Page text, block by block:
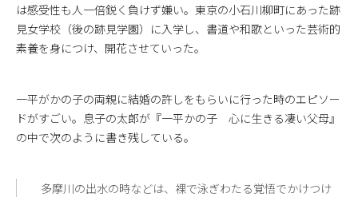
は感受性も人一倍鋭く負けず嫌い。東京の小石川柳町にあった跡
見女学校（後の跡見学園）に入学し、書道や和歌といった芸術的
素養を身につけ、開花させていった。
一平がかの子の両親に結婚の許しをもらいに行った時のエピソー
ドがすごい。息子の太郎が『一平かの子 心に生きる凄い父母』
の中で次のように書き残している。
多摩川の出水の時などは、裸で泳ぎわたる覚悟でかけつけ